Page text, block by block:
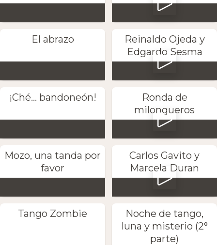
El abrazo
Reinaldo Ojeda y
Edgardo Sesma
¡Ché... bandoneón!
Ronda de
milongueros
Mozo, una tanda por
favor
Carlos Gavito y
Marcela Duran
Tango Zombie
Noche de tango,
luna y misterio (2°
parte)